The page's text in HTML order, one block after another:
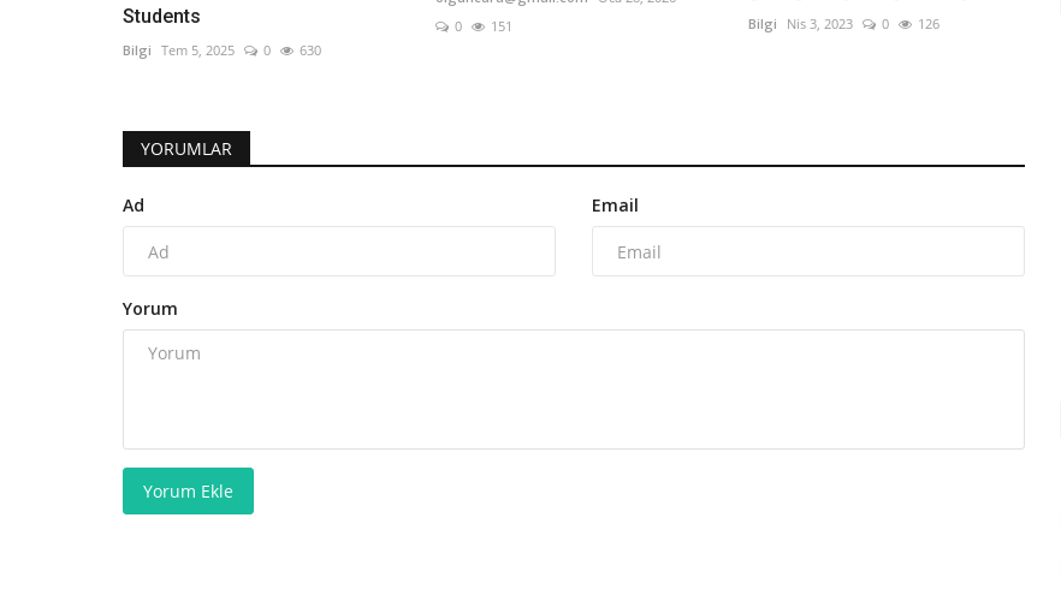
Students
Bilgi Tem 5, 2025 0 630
0
151 Bilgi Nis 3, 2023 0 126
YORUMLAR
Ad Email
Yorum
Yorum Ekle